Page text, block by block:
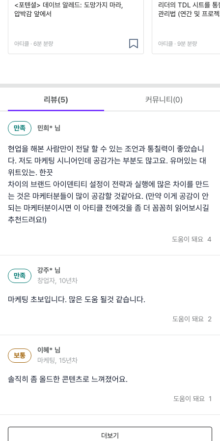
<포텐셜> 데이브 알레드: 도망가지 마라,
압박감 앞에서
아티클 · 6분 분량
리더의 TDL 시트를
관리법 (연간 및 프로
아티클 · 9분 분량
리뷰(5) 커뮤니티(0)
만족 민희* 님
현업을 해본 사람만이 전달 할 수 있는 조언과 통칠력이 좋았습니
다. 저도 마케팅 시니어인데 공감가는 부분도 많고요. 유머있는 대
위트있는. 한끗
차이의 브랜드 아이덴티티 설정이 전략과 실행에 많은 차이를 만드
는 것은 마케터분들이 많이 공감할 것같아요. (만약 이게 공감이 안
되는 마케터분이시면 이 아티클 전에것을 좀 더 꼼꼼히 읽어보시길
추천드려요!)
도움이 돼요 4
만족
강주* 님
창업자, 10년차
마케팅 초보입니다. 많은 도움 될것 같습니다.
도움이 돼요 2
보통
이혜* 님
마케팅, 15년차
솔직히 좀 올드한 콘텐츠로 느껴졌어요.
도움이 돼요 1
더보기